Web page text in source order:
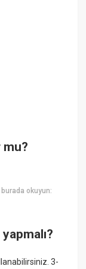
mu?
burada okuyun:
3-